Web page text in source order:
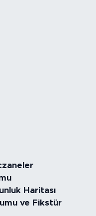
Haritası
ve Fikstür